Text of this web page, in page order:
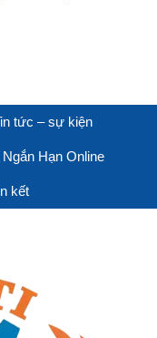
tức – sự kiện
Hạn Online
kết